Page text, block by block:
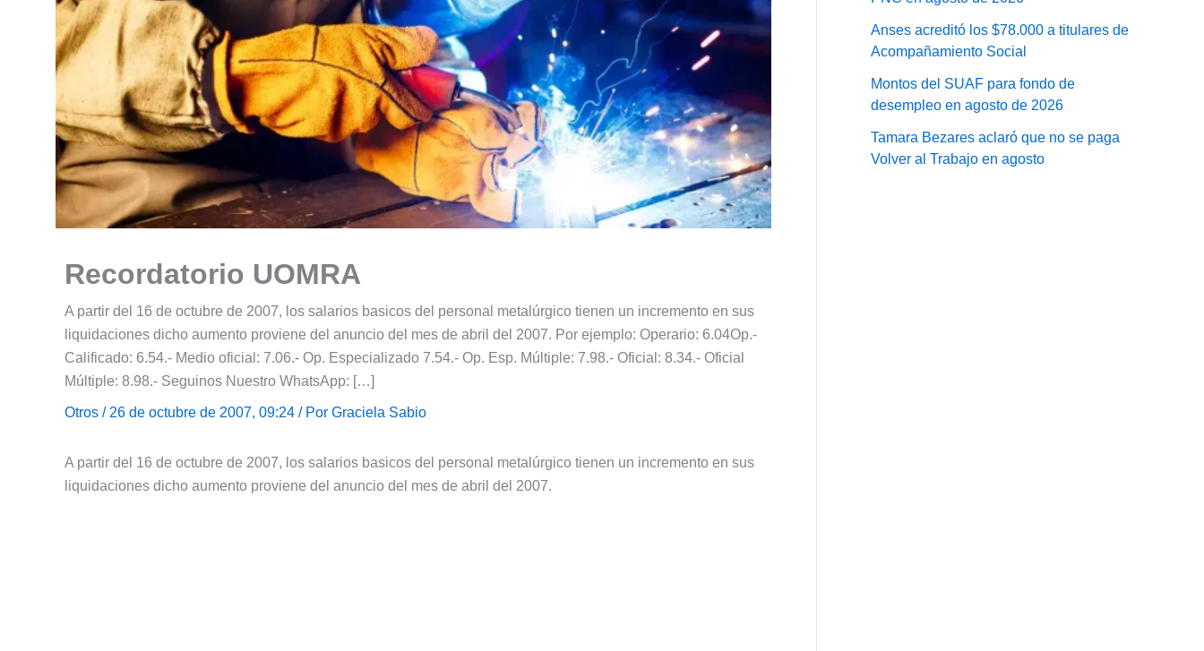
Recordatorio UOMRA
A partir del 16 de octubre de 2007, los salarios basicos del personal metalúrgico tienen un incremento en sus
liquidaciones dicho aumento proviene del anuncio del mes de abril del 2007. Por ejemplo: Operario: 6.04Op.-
Calificado: 6.54.- Medio oficial: 7.06.- Op. Especializado 7.54.- Op. Esp. Múltiple: 7.98.- Oficial: 8.34.- Oficial
Múltiple: 8.98.- Seguinos Nuestro WhatsApp: […]
Otros / 26 de octubre de 2007, 09:24 / Por Graciela Sabio
A partir del 16 de octubre de 2007, los salarios basicos del personal metalúrgico tienen un incremento en sus
liquidaciones dicho aumento proviene del anuncio del mes de abril del 2007.
Anses acreditó los $78.000 a titulares de
Acompañamiento Social
Montos del SUAF para fondo de
desempleo en agosto de 2026
Tamara Bezares aclaró que no se paga
Volver al Trabajo en agosto